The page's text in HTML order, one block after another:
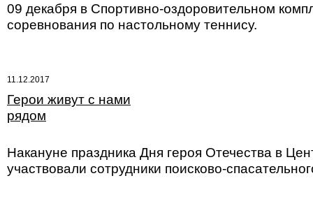
09 декабря в Спортивно-оздоровительном
соревнования по настольному теннису.
11.12.2017
Герои живут с нами
рядом
Накануне праздника Дня героя Отечества в
участвовали сотрудники поисково-